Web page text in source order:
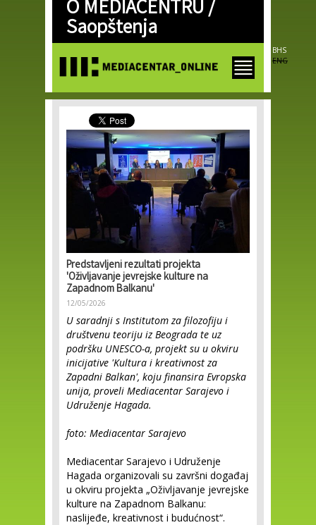
Skip to
main
content
O MEDIACENTRU /
Saopštenja
BHS
ENG
Predstavljeni rezultati projekta
'Oživljavanje jevrejske kulture na
Zapadnom Balkanu'
12/05/2026
U saradnji s Institutom za filozofiju i
društvenu teoriju iz Beograda te uz
podršku UNESCO-a, projekt su u okviru
inicijative 'Kultura i kreativnost za
Zapadni Balkan', koju finansira Evropska
unija, proveli Mediacentar Sarajevo i
Udruženje Hagada.
foto: Mediacentar Sarajevo
Mediacentar Sarajevo i Udruženje
Hagada organizovali su završni događaj
u okviru projekta „Oživljavanje jevrejske
kulture na Zapadnom Balkanu:
naslijeđe, kreativnost i budućnost“.